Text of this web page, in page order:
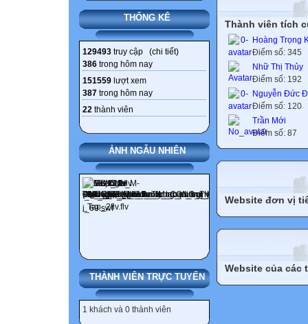
THỐNG KÊ
129493 truy cập (chi tiết)
386 trong hôm nay
151559 lượt xem
387 trong hôm nay
22 thành viên
ẢNH NGẪU NHIÊN
THÀNH VIÊN TRỰC TUYẾN
1 khách và 0 thành viên
Thành viên tích
Hoàng Trọng
Điểm số: 345
Nhữ Thị Thủy
Điểm số: 192
Nguyễn Đức
Điểm số: 120
Trần Mới
Điểm số: 87
Website đơn vị
Website của các